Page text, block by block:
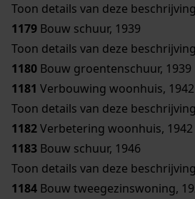
Toon details van deze beschrijving
1179 Bouw schuur, 1939
Toon details van deze beschrijving
1180 Bouw groentenschuur, 1939
1181 Verbouwing woonhuis, 1942
Toon details van deze beschrijving
1182Verbetering woonhuis, 1942
1183 Bouw schuur, 1946
Toon details van deze beschrijving
1184 Bouw tweegezinswoning,